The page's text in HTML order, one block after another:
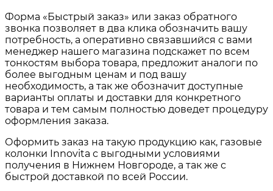
Форма «Быстрый заказ» или заказ обратного
звонка позволяет в два клика обозначить вашу
потребность, а оперативно связавшийся с вами
менеджер нашего магазина подскажет по всем
тонкостям выбора товара, предложит аналоги по
более выгодным ценам и под вашу
необходимость, а так же обозначит доступные
варианты оплаты и доставки для конкретного
товара и тем самым полностью доведет процедуру
оформления заказа.
Оформить заказ на такую продукцию как, газовые
колонки Innovita с выгодными условиями
получения в Нижнем Новгороде, а так же с
быстрой доставкой по всей России.